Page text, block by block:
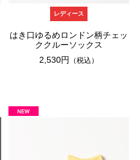
レディース
はき口ゆるめロンドン柄チェッ
ククルーソックス
2,530円
（税込）